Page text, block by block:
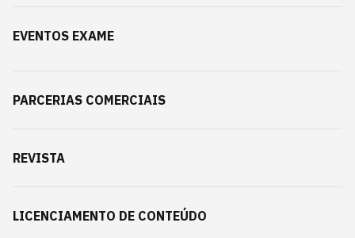
EVENTOS EXAME
PARCERIAS COMERCIAIS
REVISTA
LICENCIAMENTO DE CONTEÚDO